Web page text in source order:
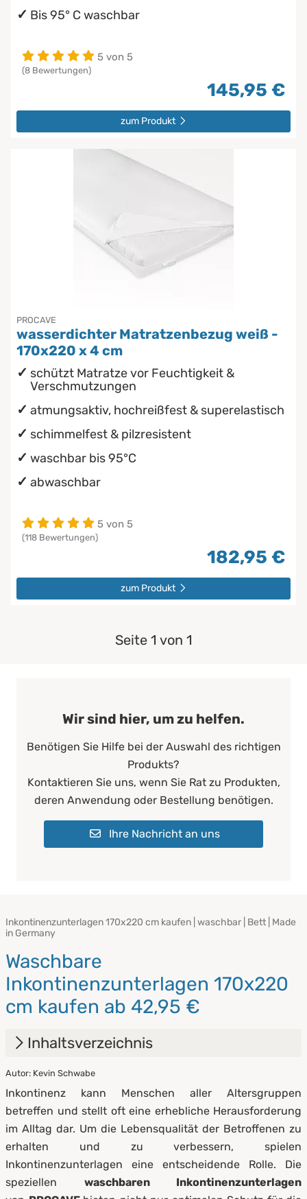
Bis 95° C waschbar
5 von 5
(8 Bewertungen)
145,95 €
zum Produkt
PROCAVE
wasserdichter Matratzenbezug weiß -
170x220 x 4 cm
schützt Matratze vor Feuchtigkeit &
Verschmutzungen
atmungsaktiv, hochreißfest & superelastisch
schimmelfest & pilzresistent
waschbar bis 95°C
abwaschbar
5 von 5
(118 Bewertungen)
182,95 €
zum Produkt
Seite 1 von 1
Wir sind hier, um zu helfen.
Benötigen Sie Hilfe bei der Auswahl des richtigen
Produkts?
Kontaktieren Sie uns, wenn Sie Rat zu Produkten,
deren Anwendung oder Bestellung benötigen.
Ihre Nachricht an uns
Inkontinenzunterlagen 170x220 cm kaufen | waschbar | Bett | Made
in Germany
Waschbare
Inkontinenzunterlagen 170x220
cm kaufen ab 42,95 €
Inhaltsverzeichnis
1. Vorteile von Inkontinenzunterlagen
2. Waschbare Inkontinenzunterlagen von
PROCAVE
3. Pflege von Inkontinenzunterlagen
Autor: Kevin Schwabe
Inkontinenz kann Menschen aller Altersgruppen
betreffen und stellt oft eine erhebliche Herausforderung
im Alltag dar. Um die Lebensqualität der Betroffenen zu
erhalten und zu verbessern, spielen
Inkontinenzunterlagen eine entscheidende Rolle. Die
speziellen waschbaren Inkontinenzunterlagen